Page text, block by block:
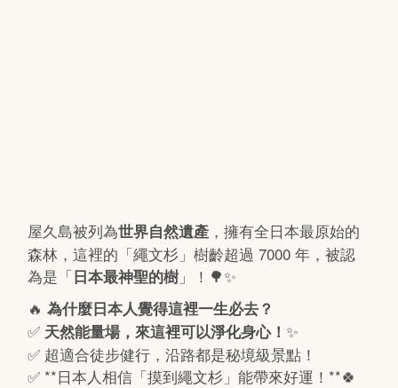
屋久島被列為世界自然遺產 ，擁有全日本最原始的
森林，這裡的「繩文杉」樹齡超過 7000 年，被認
為是「日本最神聖的樹 」！🌳✨
🔥為什麼日本人覺得這裡一生必去？
✅ 天然能量場，來這裡可以淨化身心！ ✨
✅ 超適合徒步健行，沿路都是秘境級景點！
✅ **日本人相信「摸到繩文杉」能帶來好運！**🍀